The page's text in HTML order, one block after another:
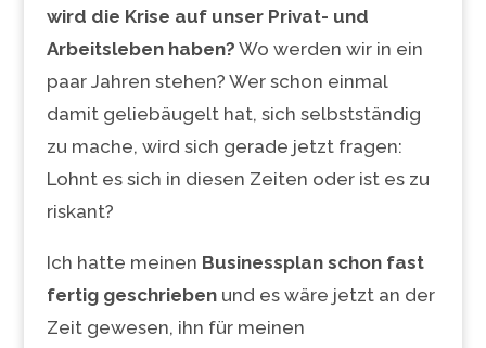
wird die Krise auf unser Privat- und
Arbeitsleben haben? Wo werden wir in ein
paar Jahren stehen? Wer schon einmal
damit geliebäugelt hat, sich selbstständig
zu mache, wird sich gerade jetzt fragen:
Lohnt es sich in diesen Zeiten oder ist es zu
riskant?
Ich hatte meinen Businessplan schon fast
fertig geschriebenund es wäre jetzt an der
Zeit gewesen, ihn für meinen